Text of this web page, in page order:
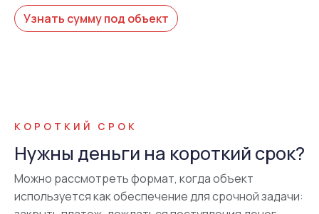
Узнать сумму под объект
КОРОТКИЙ СРОК
Нужны деньги на короткий срок?
Можно рассмотреть формат, когда объект
используется как обеспечение для срочной задачи: